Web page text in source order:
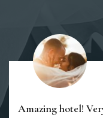
Amazing hotel!